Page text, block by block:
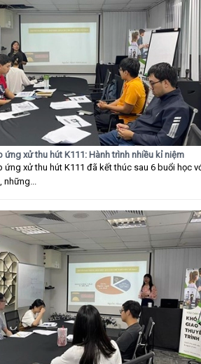
ứng xử thu hút K111: Hành trình nhiều kỉ niệm
ứng xử thu hút K111 đã kết thúc sau 6 buổi học